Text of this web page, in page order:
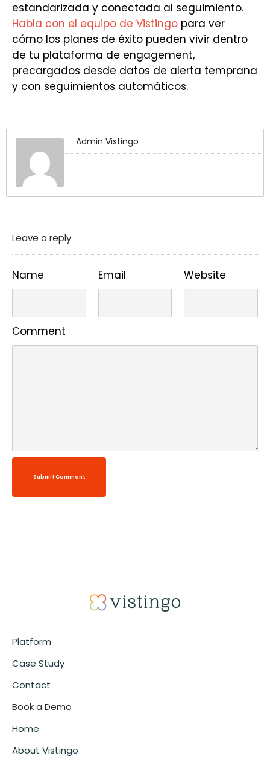
estandarizada y conectada al seguimiento.
Habla con el equipo de Vistingo para ver
cómo los planes de éxito pueden vivir dentro
de tu plataforma de engagement,
precargados desde datos de alerta temprana
y con seguimientos automáticos.
Admin Vistingo
Leave a reply
Name Email Website
Comment
Submit Comment
Platform
Case Study
Contact
Book a Demo
Home
About Vistingo